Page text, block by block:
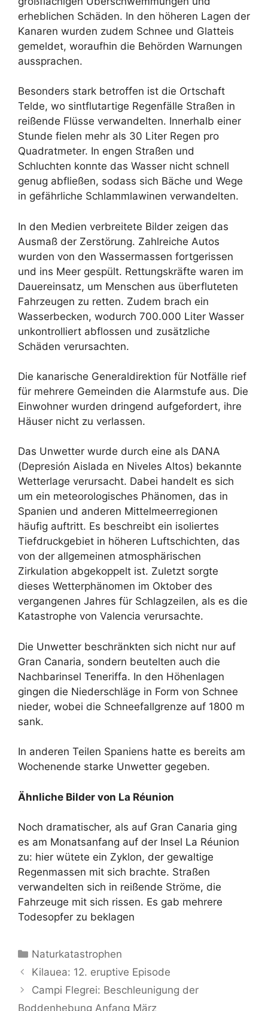
erheblichen Schäden. In den höheren Lagen der
Kanaren wurden zudem Schnee und Glatteis
gemeldet, woraufhin die Behörden Warnungen
aussprachen.
Besonders stark betroffen ist die Ortschaft
Telde, wo sintflutartige Regenfälle Straßen in
reißende Flüsse verwandelten. Innerhalb einer
Stunde fielen mehr als 30 Liter Regen pro
Quadratmeter. In engen Straßen und
Schluchten konnte das Wasser nicht schnell
genug abfließen, sodass sich Bäche und Wege
in gefährliche Schlammlawinen verwandelten.
In den Medien verbreitete Bilder zeigen das
Ausmaß der Zerstörung. Zahlreiche Autos
wurden von den Wassermassen fortgerissen
und ins Meer gespült. Rettungskräfte waren im
Dauereinsatz, um Menschen aus überfluteten
Fahrzeugen zu retten. Zudem brach ein
Wasserbecken, wodurch 700.000 Liter Wasser
unkontrolliert abflossen und zusätzliche
Schäden verursachten.
Die kanarische Generaldirektion für Notfälle rief
für mehrere Gemeinden die Alarmstufe aus. Die
Einwohner wurden dringend aufgefordert, ihre
Häuser nicht zu verlassen.
Das Unwetter wurde durch eine als DANA
(Depresión Aislada en Niveles Altos) bekannte
Wetterlage verursacht. Dabei handelt es sich
um ein meteorologisches Phänomen, das in
Spanien und anderen Mittelmeerregionen
häufig auftritt. Es beschreibt ein isoliertes
Tiefdruckgebiet in höheren Luftschichten, das
von der allgemeinen atmosphärischen
Zirkulation abgekoppelt ist. Zuletzt sorgte
dieses Wetterphänomen im Oktober des
vergangenen Jahres für Schlagzeilen, als es die
Katastrophe von Valencia verursachte.
Die Unwetter beschränkten sich nicht nur auf
Gran Canaria, sondern beutelten auch die
Nachbarinsel Teneriffa. In den Höhenlagen
gingen die Niederschläge in Form von Schnee
nieder, wobei die Schneefallgrenze auf 1800 m
sank.
In anderen Teilen Spaniens hatte es bereits am
Wochenende starke Unwetter gegeben.
Ähnliche Bilder von La Réunion
Noch dramatischer, als auf Gran Canaria ging
es am Monatsanfang auf der Insel La Réunion
zu: hier wütete ein Zyklon, der gewaltige
Regenmassen mit sich brachte. Straßen
verwandelten sich in reißende Ströme, die
Fahrzeuge mit sich rissen. Es gab mehrere
Todesopfer zu beklagen
Kategorien
Naturkatastrophen
Kilauea: 12. eruptive Episode
Campi Flegrei: Beschleunigung der
Boddenhebung Anfang März